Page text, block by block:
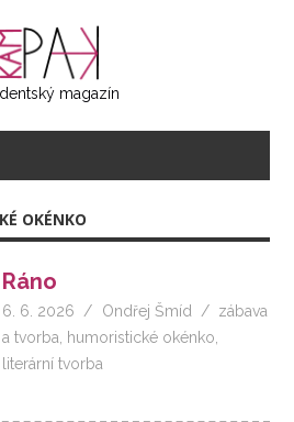
magazín
OKÉNKO
Ráno
6. 6. 2026 Ondřej Šmíd
zábava
a tvorba
humoristické okénko
literární tvorba